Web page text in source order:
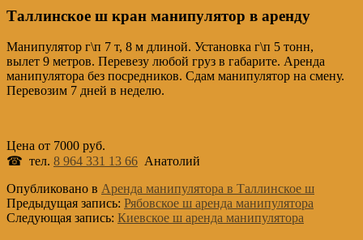
Таллинское ш кран манипулятор в аренду
Манипулятор г\п 7 т, 8 м длиной. Установка г\п 5 тонн,
вылет 9 метров. Перевезу любой груз в габарите. Аренда
манипулятора без посредников. Сдам манипулятор на смену.
Перевозим 7 дней в неделю.
Цена от 7000 руб.
☎ тел. 8 964 331 13 66 Анатолий
Опубликовано в Аренда манипулятора в Таллинское ш
Предыдущая запись: Рябовское ш аренда манипулятора
Следующая запись: Киевское ш аренда манипулятора